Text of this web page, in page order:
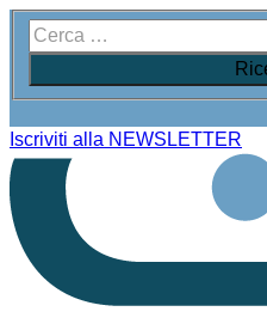
Iscriviti alla NEWSLETTER